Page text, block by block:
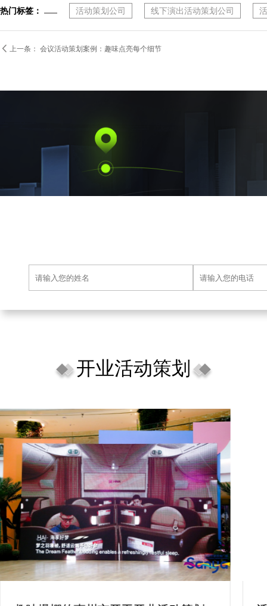
热门标签： 活动策划公司 线下演出活动策划公司
 上一条： 会议活动策划案例：趣味点亮每个细节
开业活动策划